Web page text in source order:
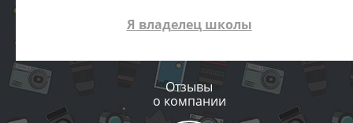
Я владелец школы
Отзывы
о компании